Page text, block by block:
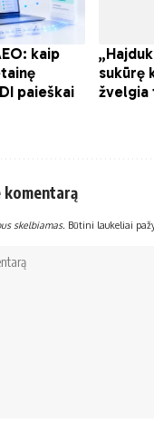
komentarą
skelbiamas. Būtini laukeliai